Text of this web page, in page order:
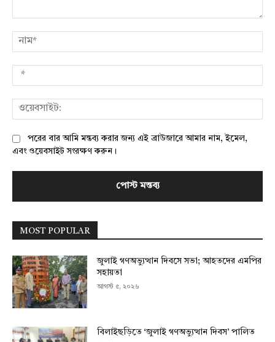
পরের বার আমি মন্তব্য করার জন্য এই ব্রাউজারে আমার নাম, ইমেল,
এবং ওয়েবসাইট সংরক্ষণ করুন।
MOST POPULAR
জুলাই গণঅভ্যুত্থান দিবসে সভা; আহতদের এমপির
সহায়তা
আগস্ট ৫, ২০২৬
বিলাইছড়িতে ‘জুলাই গণঅভ্যুত্থান দিবস’ পালিত